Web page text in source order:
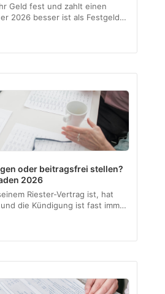
Geld fest und zahlt einen
2026 besser ist als Festgeld
haengt an drei Fragen:
nach Kosten und wie aktiv Sie
oder beitragsfrei stellen?
2026
Riester-Vertrag ist, hat
die Kündigung ist fast immer
zeigt, was mit Zulagen
und welche Option zu